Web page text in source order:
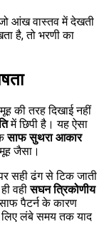
आंख वास्तव में देखती
है, तो भरणी का
की तरह दिखाई नहीं
में छिपी है। यह ऐसा
साफ सुथरा आकार
जैसा।
सही ढंग से टिक जाती
वहीसघन त्रिकोणीय
पैटर्न के कारण
लिए लंबे समय तक याद